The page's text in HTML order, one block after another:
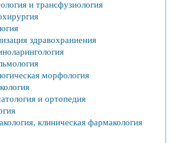
и трансфузиология
здравохраниения
морфология
и ортопедия
клиническая фармакология